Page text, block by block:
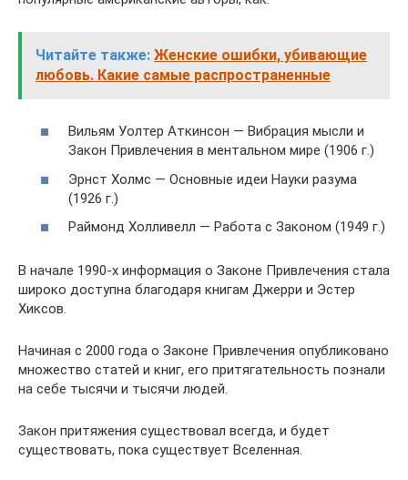
Читайте также: Женские ошибки, убивающие
любовь. Какие самые распространенные
Вильям Уолтер Аткинсон — Вибрация мысли и
Закон Привлечения в ментальном мире (1906 г.)
Эрнст Холмс — Основные идеи Науки разума
(1926 г.)
Раймонд Холливелл — Работа с Законом (1949 г.)
В начале 1990-х информация о Законе Привлечения стала
широко доступна благодаря книгам Джерри и Эстер
Хиксов.
Начиная с 2000 года о Законе Привлечения опубликовано
множество статей и книг, его притягательность познали
на себе тысячи и тысячи людей.
Закон притяжения существовал всегда, и будет
существовать, пока существует Вселенная.